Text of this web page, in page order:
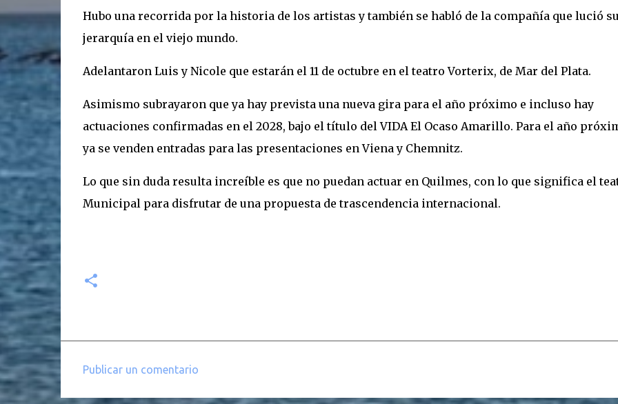
Hubo una recorrida por la historia de los artistas y también se habló de la compañía que lució su
jerarquía en el viejo mundo.
Adelantaron Luis y Nicole que estarán el 11 de octubre en el teatro Vorterix, de Mar del Plata.
Asimismo subrayaron que ya hay prevista una nueva gira para el año próximo e incluso hay
actuaciones confirmadas en el 2028, bajo el título del VIDA El Ocaso Amarillo. Para el año
ya se venden entradas para las presentaciones en Viena y Chemnitz.
Lo que sin duda resulta increíble es que no puedan actuar en Quilmes, con lo que significa el
Municipal para disfrutar de una propuesta de trascendencia internacional.
Publicar un comentario